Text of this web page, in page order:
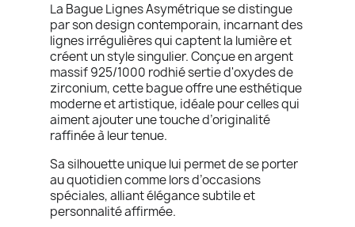
La Bague Lignes Asymétrique se distingue
par son design contemporain, incarnant des
lignes irrégulières qui captent la lumière et
créent un style singulier. Conçue en argent
massif 925/1000 rodhié sertie d'oxydes de
zirconium, cette bague offre une esthétique
moderne et artistique, idéale pour celles qui
aiment ajouter une touche d’originalité
raffinée à leur tenue.
Sa silhouette unique lui permet de se porter
au quotidien comme lors d’occasions
spéciales, alliant élégance subtile et
personnalité affirmée.